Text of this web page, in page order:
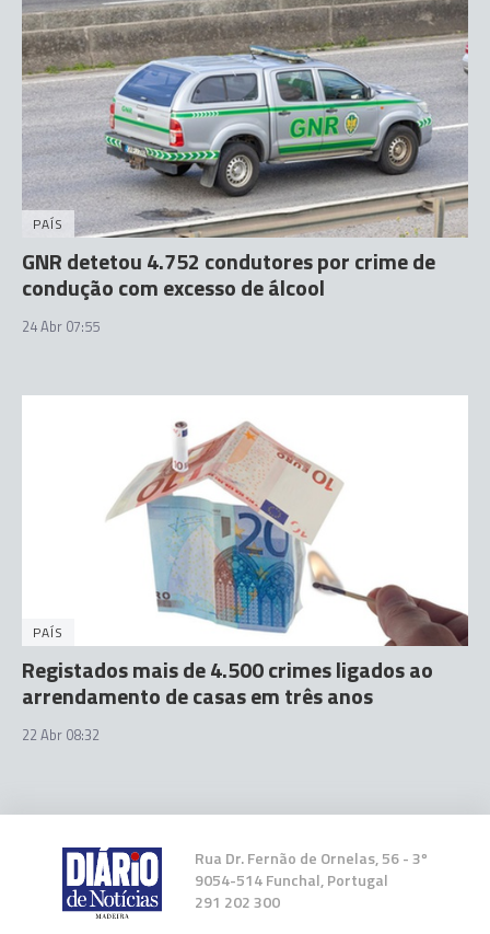
PAÍS
GNR detetou 4.752 condutores por crime de
condução com excesso de álcool
24 Abr 07:55
PAÍS
Registados mais de 4.500 crimes ligados ao
arrendamento de casas em três anos
22 Abr 08:32
Rua Dr. Fernão de Ornelas, 56 - 3º
9054-514 Funchal, Portugal
291 202 300